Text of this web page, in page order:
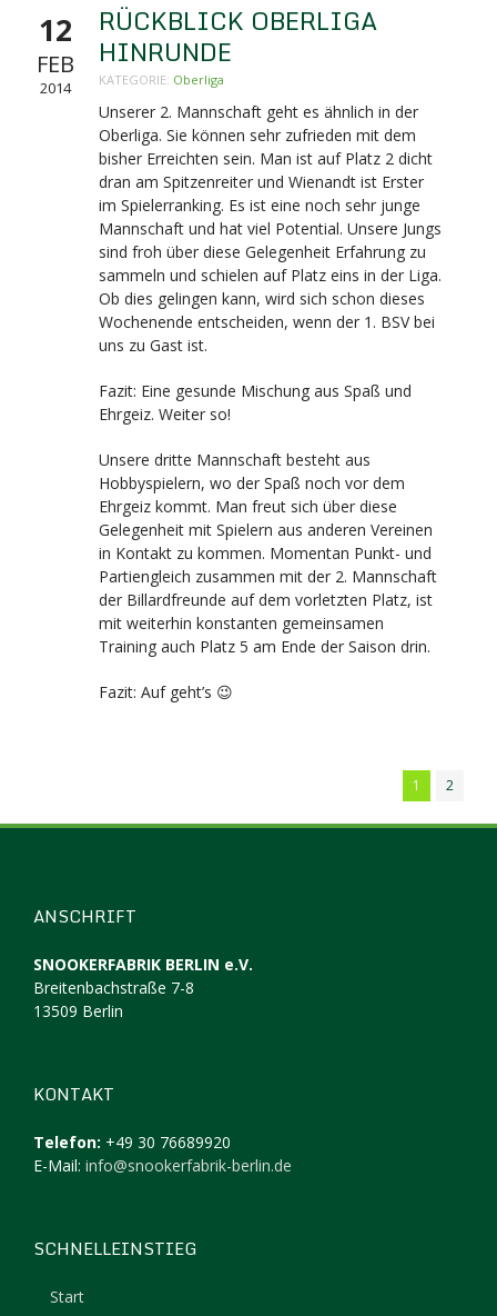
12
FEB
2014
RÜCKBLICK OBERLIGA
HINRUNDE
KATEGORIE: Oberliga
Unserer 2. Mannschaft geht es ähnlich in der
Oberliga. Sie können sehr zufrieden mit dem
bisher Erreichten sein. Man ist auf Platz 2 dicht
dran am Spitzenreiter und Wienandt ist Erster
im Spielerranking. Es ist eine noch sehr junge
Mannschaft und hat viel Potential. Unsere Jungs
sind froh über diese Gelegenheit Erfahrung zu
sammeln und schielen auf Platz eins in der Liga.
Ob dies gelingen kann, wird sich schon dieses
Wochenende entscheiden, wenn der 1. BSV bei
uns zu Gast ist.
Fazit: Eine gesunde Mischung aus Spaß und
Ehrgeiz. Weiter so!
Unsere dritte Mannschaft besteht aus
Hobbyspielern, wo der Spaß noch vor dem
Ehrgeiz kommt. Man freut sich über diese
Gelegenheit mit Spielern aus anderen Vereinen
in Kontakt zu kommen. Momentan Punkt- und
Partiengleich zusammen mit der 2. Mannschaft
der Billardfreunde auf dem vorletzten Platz, ist
mit weiterhin konstanten gemeinsamen
Training auch Platz 5 am Ende der Saison drin.
Fazit: Auf geht’s 😉
1 2
ANSCHRIFT
SNOOKERFABRIK BERLIN e.V.
Breitenbachstraße 7-8
13509 Berlin
KONTAKT
Telefon: +49 30 76689920
E-Mail: info@snookerfabrik-berlin.de
SCHNELLEINSTIEG
Start